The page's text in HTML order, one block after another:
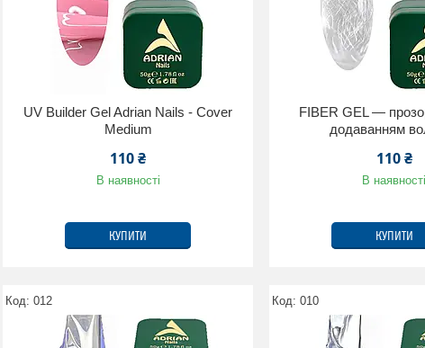
UV Builder Gel Adrian Nails - Cover
Medium
110 ₴
В наявності
КУПИТИ
FIBER GEL —
додаванням
110 ₴
В наявності
КУПИТИ
012 010